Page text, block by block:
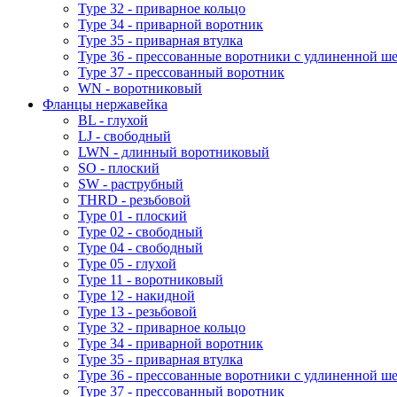
Type 32 - приварное кольцо
Type 34 - приварной воротник
Type 35 - приварная втулка
Type 36 - прессованные воротники с удлиненной
Type 37 - прессованный воротник
WN - воротниковый
Фланцы нержавейка
BL - глухой
LJ - свободный
LWN - длинный воротниковый
SO - плоский
SW - раструбный
THRD - резьбовой
Type 01 - плоский
Type 02 - свободный
Type 04 - свободный
Type 05 - глухой
Type 11 - воротниковый
Type 12 - накидной
Type 13 - резьбовой
Type 32 - приварное кольцо
Type 34 - приварной воротник
Type 35 - приварная втулка
Type 36 - прессованные воротники с удлиненной
Type 37 - прессованный воротник